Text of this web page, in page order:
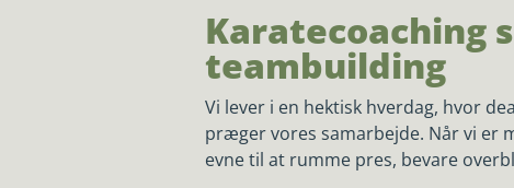
Karatecoaching
teambuilding
Vi lever i en hektisk hverdag, hvor
præger vores samarbejde. Når vi er
evne til at rumme pres, bevare